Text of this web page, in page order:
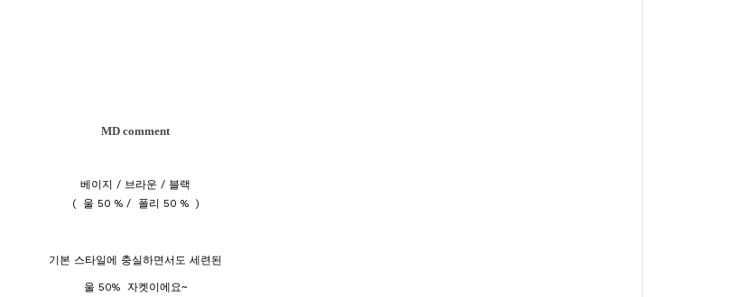
MD comment
베이지 / 브라운 / 블랙
( 울 50 % / 폴리 50 % )
기본 스타일에 충실하면서도 세련된
울 50% 자켓이에요~